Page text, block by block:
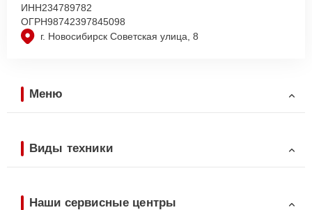
г. Новосибирск Советская улица, 8
ИНН234789782
ОГРН98742397845098
Меню
Виды техники
Наши сервисные центры